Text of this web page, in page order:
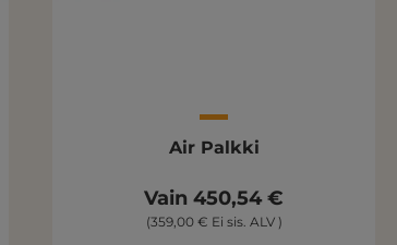
Air Palkki
Vain 450,54 €
(359,00 € Ei sis. ALV )